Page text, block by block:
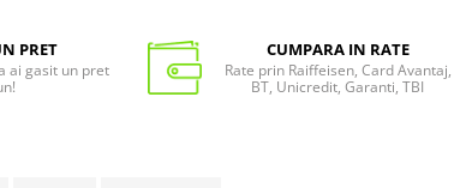
PRET
ai gasit un pret
CUMPARA IN RATE
Rate prin Raiffeisen, Card Avantaj,
BT, Unicredit, Garanti, TBI